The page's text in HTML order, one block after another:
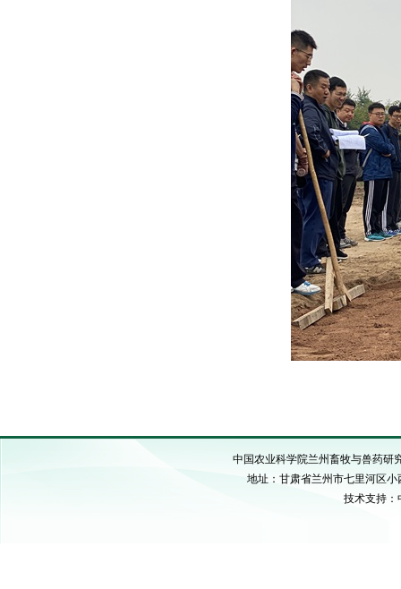
中国农业科学院兰州畜牧与兽药研
地址：甘肃省兰州市七里河区小
技术支持